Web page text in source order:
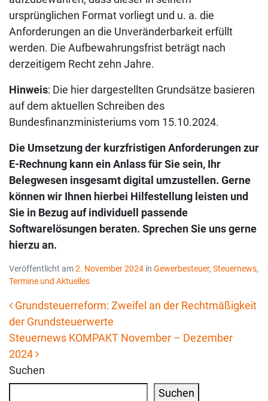
ursprünglichen Format vorliegt und u. a. die
Anforderungen an die Unveränderbarkeit erfüllt
werden. Die Aufbewahrungsfrist beträgt nach
derzeitigem Recht zehn Jahre.
Hinweis: Die hier dargestellten Grundsätze basieren
auf dem aktuellen Schreiben des
Bundesfinanzministeriums vom 15.10.2024.
Die Umsetzung der kurzfristigen Anforderungen zur
E-Rechnung kann ein Anlass für Sie sein, Ihr
Belegwesen insgesamt digital umzustellen. Gerne
können wir Ihnen hierbei Hilfestellung leisten und
Sie in Bezug auf individuell passende
Softwarelösungen beraten. Sprechen Sie uns gerne
hierzu an.
Veröffentlicht am2. November 2024 in Gewerbesteuer, Steuernews,
Termine und Aktuelles
Beitrags-Navigation
Grundsteuerreform: Zweifel an der Rechtmäßigkeit
der Grundsteuerwerte
Steuernews KOMPAKT November – Dezember
2024
Suchen
Suchen